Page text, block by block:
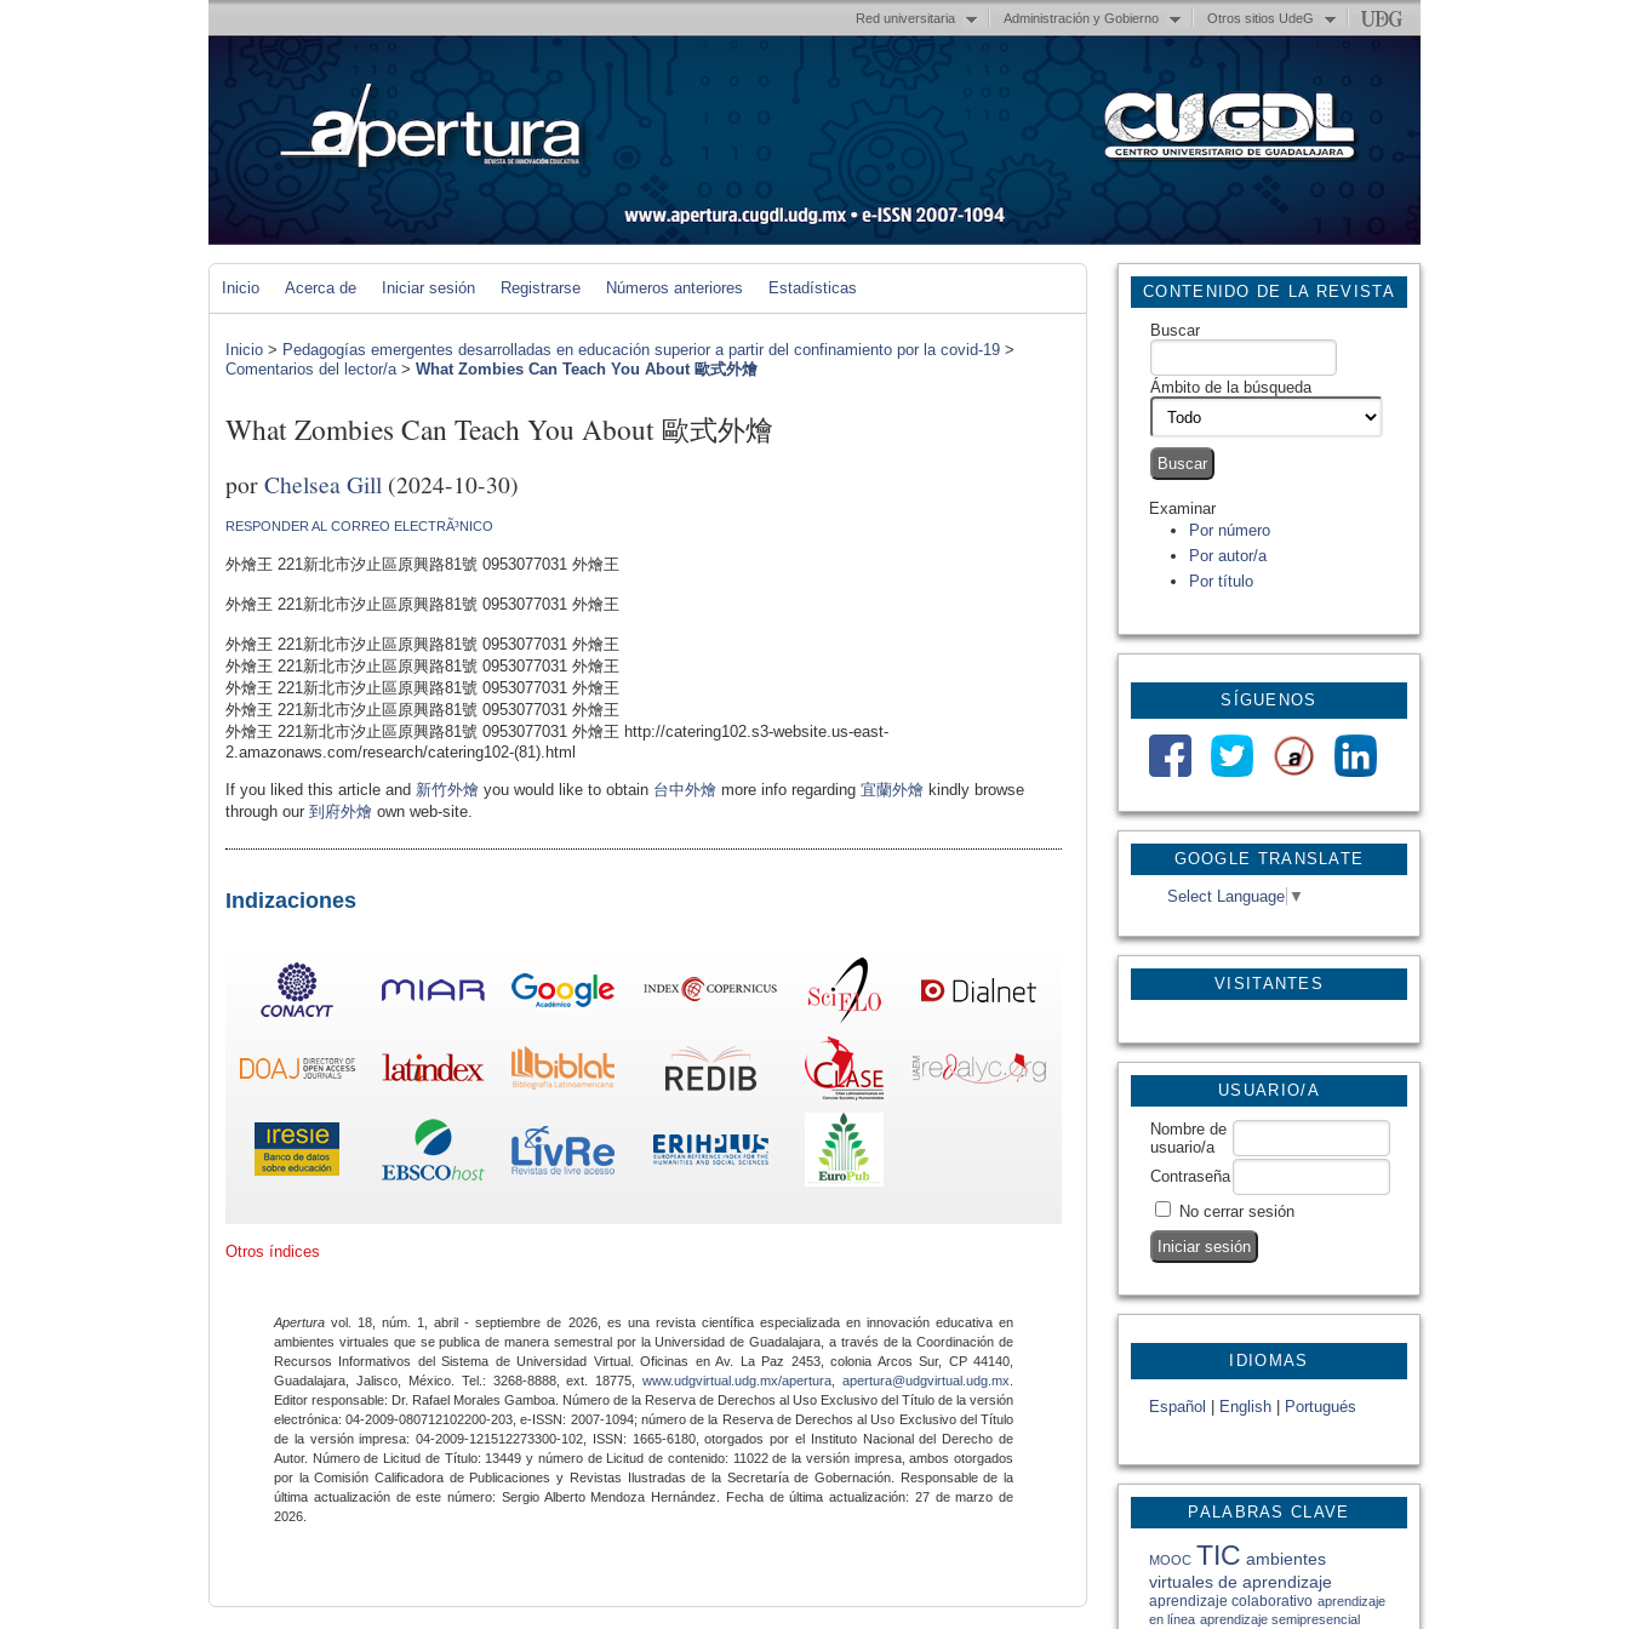
Red universitaria Administración y Gobierno Otros sitios UdeG
GOOGLE TRANSLATE
Select Language ▼
VISITANTES
CONTENIDO DE LA REVISTA
Buscar
Ámbito de la búsqueda
Examinar
Por número
Por autor/a
Por título
SÍGUENOS
USUARIO/A
Nombre de
usuario/a
Contraseña
No cerrar sesión
IDIOMAS
Español English Portugués
PALABRAS CLAVE
MOOC TIC ambientes
virtuales de aprendizaje
aprendizaje colaborativo aprendizaje
en línea aprendizaje semipresencial
Inicio Acerca de Iniciar sesión Registrarse Números anteriores Estadísticas
Inicio > Pedagogías emergentes desarrolladas en educación superior a partir del confinamiento por la covid-19 >
Comentarios del lector/a> What Zombies Can Teach You About 歐式外燴
What Zombies Can Teach You About 歐式外燴
porChelsea Gill (2024-10-30)
RESPONDER AL CORREO ELECTRÃ³NICO
外燴王 221新北市汐止區原興路81號 0953077031 外燴王
外燴王 221新北市汐止區原興路81號 0953077031 外燴王
外燴王 221新北市汐止區原興路81號 0953077031 外燴王
外燴王 221新北市汐止區原興路81號 0953077031 外燴王
外燴王 221新北市汐止區原興路81號 0953077031 外燴王
外燴王 221新北市汐止區原興路81號 0953077031 外燴王
外燴王 221新北市汐止區原興路81號 0953077031 外燴王 http://catering102.s3-website.us-east-
2.amazonaws.com/research/catering102-(81).html
If you liked this article and 新竹外燴 you would like to obtain 台中外燴 more info regarding 宜蘭外燴 kindly browse
through our 到府外燴 own web-site.
Indizaciones
Otros índices
Apertura vol. 18, núm. 1, abril - septiembre de 2026, es una revista científica especializada en innovación educativa en
ambientes virtuales que se publica de manera semestral por la Universidad de Guadalajara, a través de la Coordinación de
Recursos Informativos del Sistema de Universidad Virtual. Oficinas en Av. La Paz 2453, colonia Arcos Sur, CP 44140,
Guadalajara, Jalisco, México. Tel.: 3268-8888, ext. 18775,www.udgvirtual.udg.mx/apertura apertura@udgvirtual.udg.mx
Editor responsable: Dr. Rafael Morales Gamboa. Número de la Reserva de Derechos al Uso Exclusivo del Título de la versión
electrónica: 04-2009-080712102200-203, e-ISSN: 2007-1094; número de la Reserva de Derechos al Uso Exclusivo del Título
de la versión impresa: 04-2009-121512273300-102, ISSN: 1665-6180, otorgados por el Instituto Nacional del Derecho de
Autor. Número de Licitud de Título: 13449 y número de Licitud de contenido: 11022 de la versión impresa, ambos otorgados
por la Comisión Calificadora de Publicaciones y Revistas Ilustradas de la Secretaría de Gobernación. Responsable de la
última actualización de este número: Sergio Alberto Mendoza Hernández. Fecha de última actualización: 27 de marzo de
2026.